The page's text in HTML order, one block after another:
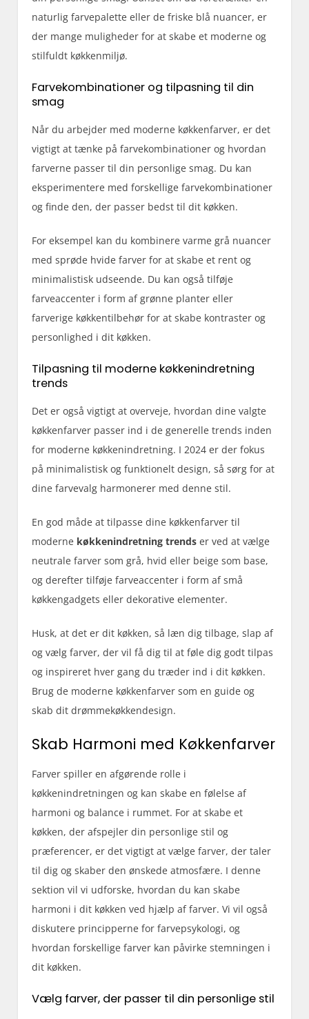
naturlig farvepalette eller de friske blå nuancer, er
der mange muligheder for at skabe et moderne og
stilfuldt køkkenmiljø.
Farvekombinationer og tilpasning til din
smag
Når du arbejder med moderne køkkenfarver, er det
vigtigt at tænke på farvekombinationer og hvordan
farverne passer til din personlige smag. Du kan
eksperimentere med forskellige farvekombinationer
og finde den, der passer bedst til dit køkken.
For eksempel kan du kombinere varme grå nuancer
med sprøde hvide farver for at skabe et rent og
minimalistisk udseende. Du kan også tilføje
farveaccenter i form af grønne planter eller
farverige køkkentilbehør for at skabe kontraster og
personlighed i dit køkken.
Tilpasning til moderne køkkenindretning
trends
Det er også vigtigt at overveje, hvordan dine valgte
køkkenfarver passer ind i de generelle trends inden
for moderne køkkenindretning. I 2024 er der fokus
på minimalistisk og funktionelt design, så sørg for at
dine farvevalg harmonerer med denne stil.
En god måde at tilpasse dine køkkenfarver til
moderne køkkenindretning trends er ved at vælge
neutrale farver som grå, hvid eller beige som base,
og derefter tilføje farveaccenter i form af små
køkkengadgets eller dekorative elementer.
Husk, at det er dit køkken, så læn dig tilbage, slap af
og vælg farver, der vil få dig til at føle dig godt tilpas
og inspireret hver gang du træder ind i dit køkken.
Brug de moderne køkkenfarver som en guide og
skab dit drømmekøkkendesign.
Skab Harmoni med Køkkenfarver
Farver spiller en afgørende rolle i
køkkenindretningen og kan skabe en følelse af
harmoni og balance i rummet. For at skabe et
køkken, der afspejler din personlige stil og
præferencer, er det vigtigt at vælge farver, der taler
til dig og skaber den ønskede atmosfære. I denne
sektion vil vi udforske, hvordan du kan skabe
harmoni i dit køkken ved hjælp af farver. Vi vil også
diskutere principperne for farvepsykologi, og
hvordan forskellige farver kan påvirke stemningen i
dit køkken.
Vælg farver, der passer til din personlige stil